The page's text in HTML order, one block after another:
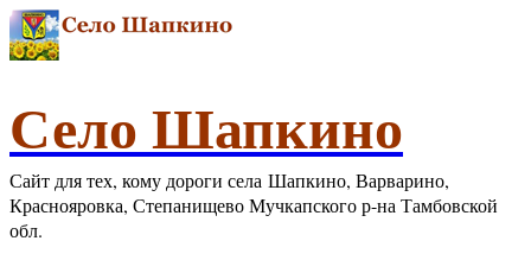
Село Шапкино
Сайт для тех, кому дороги села Шапкино, Варварино,
Краснояровка, Степанищево Мучкапского р-на Тамбовской
обл.